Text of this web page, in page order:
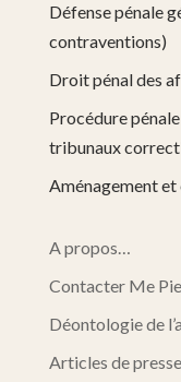
Défense pénale
contraventions)
Droit pénal des
Procédure
tribunaux
Aménagement et
A propos…
Contacter Me
Déontologie de
Articles de presse